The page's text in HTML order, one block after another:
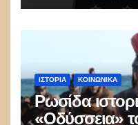
δοκιμή
ΙΣΤΟΡΊΑ ΚΟΙΝΩΝΙΚΑ
Ρωσίδα
«Οδύσσεια»